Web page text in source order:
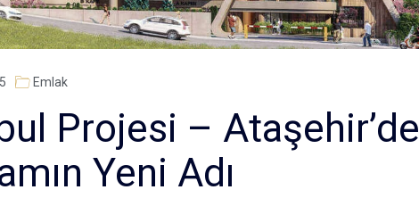
Emlak
Projesi – Ataşehir’de
Yeni Adı